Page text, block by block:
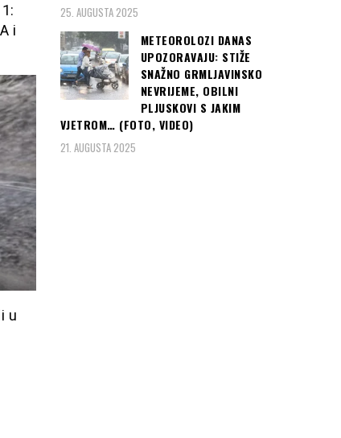
i
u
25. AUGUSTA 2025
METEOROLOZI DANAS
UPOZORAVAJU: STIŽE
SNAŽNO GRMLJAVINSKO
NEVRIJEME, OBILNI
PLJUSKOVI S JAKIM
VJETROM… (FOTO, VIDEO)
21. AUGUSTA 2025